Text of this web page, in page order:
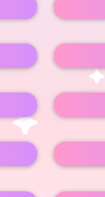
Xアカウント